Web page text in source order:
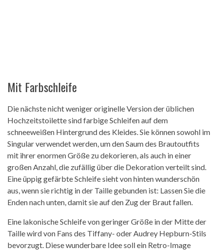
Mit Farbschleife
Die nächste nicht weniger originelle Version der üblichen
Hochzeitstoilette sind farbige Schleifen auf dem
schneeweißen Hintergrund des Kleides. Sie können sowohl im
Singular verwendet werden, um den Saum des Brautoutfits
mit ihrer enormen Größe zu dekorieren, als auch in einer
großen Anzahl, die zufällig über die Dekoration verteilt sind.
Eine üppig gefärbte Schleife sieht von hinten wunderschön
aus, wenn sie richtig in der Taille gebunden ist: Lassen Sie die
Enden nach unten, damit sie auf den Zug der Braut fallen.
Eine lakonische Schleife von geringer Größe in der Mitte der
Taille wird von Fans des Tiffany- oder Audrey Hepburn-Stils
bevorzugt. Diese wunderbare Idee soll ein Retro-Image